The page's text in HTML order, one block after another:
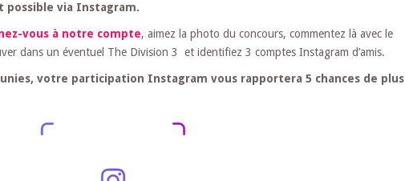
possible via Instagram.
vous à notre compte, aimez la photo du concours, commentez là avec le
dans un éventuel The Division 3 et identifiez 3 comptes Instagram d’amis.
votre participation Instagram vous rapportera 5 chances de plus